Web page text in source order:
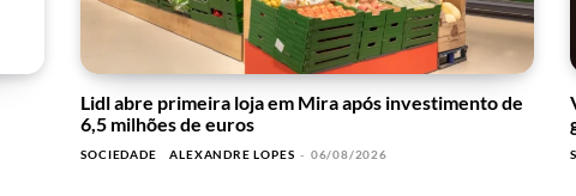
Lidl abre primeira loja em Mira após investimento de
6,5 milhões de euros
SOCIEDADE ALEXANDRE LOPES - 06/08/2026